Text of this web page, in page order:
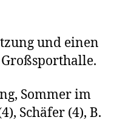
und einen
Sommer im
Schäfer (4), B.